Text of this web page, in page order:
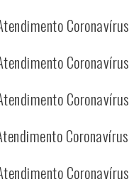
Coronavírus
Coronavírus
Coronavírus
Coronavírus
Coronavírus